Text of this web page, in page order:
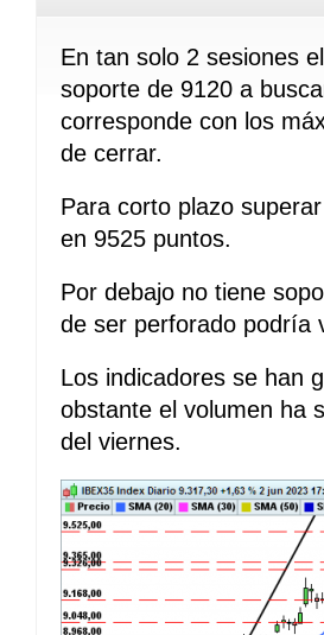
En tan solo 2 sesiones
soporte de 9120 a
corresponde con los
de cerrar.
Para corto plazo
en 9525 puntos.
Por debajo no tiene
de ser perforado podría
Los indicadores se han
obstante el volumen ha
del viernes.